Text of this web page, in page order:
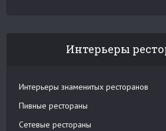
Интерьеры
Интерьеры знаменитых ресторанов
Пивные рестораны
Сетевые рестораны